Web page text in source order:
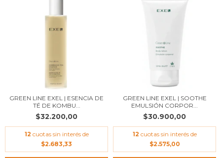
GREEN LINE EXEL | ESENCIA DE
TÉ DE KOMBU...
$32.200,00
12 cuotas sin interés de
$2.683,33
GREEN LINE EXEL | SOOTHE
EMULSIÓN CORPOR...
$30.900,00
12 cuotas sin interés de
$2.575,00